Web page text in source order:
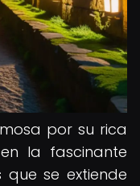
por su rica
la fascinante
se extiende